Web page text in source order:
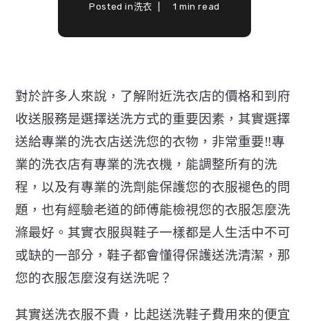
Posted in洗衣 1 min read
對於許多人來說，了解附近洗衣店的價格和到府
收送服務是選擇送洗方式的重要因素，其實選擇
送給專業的洗衣店送洗您的衣物，非常重要‼️專
業的洗衣店有專業的洗衣機，能調整所有的洗
程，以及有專業的洗劑能保護您的衣服褪色的問
題，也有經驗老道的師傅能檢視您的衣服怎麼洗
滌最好。其實衣服與鞋子一樣都是人生活中不可
或缺的一部分，鞋子都會懂得保護送洗清潔，那
您的衣服怎麼沒有送洗呢？
其實送洗衣服不貴，比起送洗鞋子費用來的便宜